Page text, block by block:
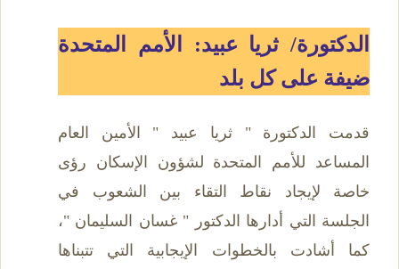
الدكتورة/ ثريا عبيد: الأمم المتحدة
ضيفة على كل بلد
قدمت الدكتورة " ثريا عبيد " الأمين العام
المساعد للأمم المتحدة لشؤون الإسكان رؤى
خاصة لإيجاد نقاط التقاء بين الشعوب في
الجلسة التي أدارها الدكتور " غسان السليمان "،
كما أشادت بالخطوات الإيجابية التي تتبناها